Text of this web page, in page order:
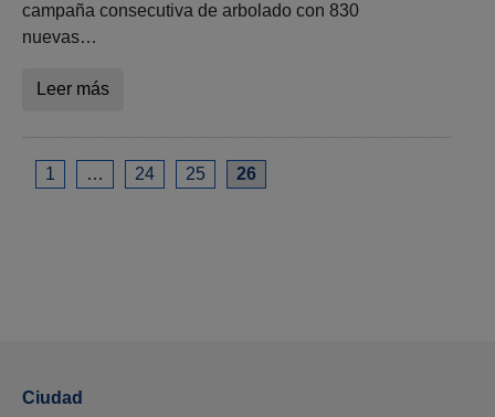
campaña consecutiva de arbolado con 830
nuevas…
Leer más
1 … 24 25 26
Ciudad